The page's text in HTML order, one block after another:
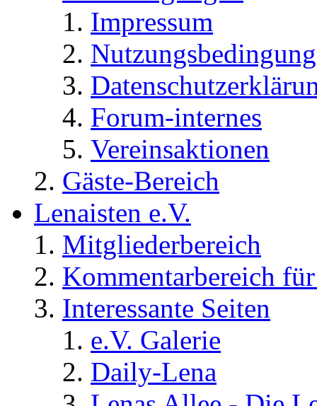
Impressum
Forum-internes
Vereinsaktionen
Gäste-Bereich
Lenaisten e.V.
Mitgliederbereich
Kommentarbereich
Interessante Seiten
e.V. Galerie
Daily-Lena